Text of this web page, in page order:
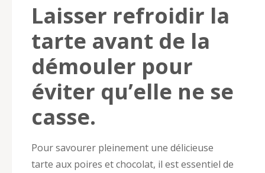
Laisser refroidir la
tarte avant de la
démouler pour
éviter qu’elle ne se
casse.
Pour savourer pleinement une délicieuse
tarte aux poires et chocolat, il est essentiel de